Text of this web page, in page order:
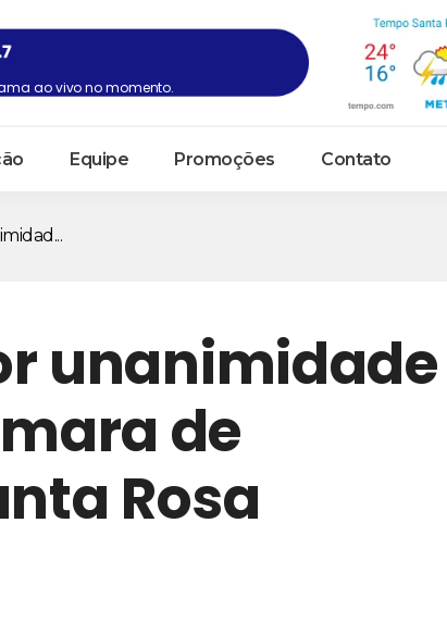
ao vivo no momento.
Equipe Promoções Contato
de
Rosa